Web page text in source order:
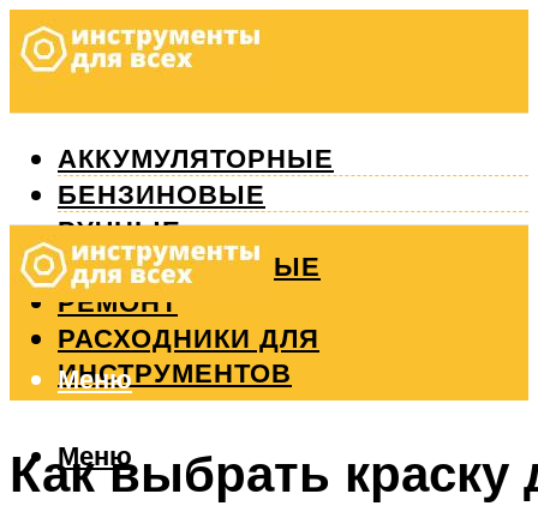
АККУМУЛЯТОРНЫЕ
БЕНЗИНОВЫЕ
РУЧНЫЕ
ИЗМЕРИТЕЛЬНЫЕ
РЕМОНТ
РАСХОДНИКИ ДЛЯ
ИНСТРУМЕНТОВ
Меню
Меню
Как выбрать краску